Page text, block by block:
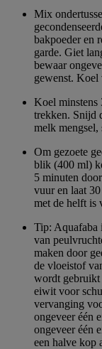
Mix
bakpoeder en
garde. Giet
bewaar
gewenst.
Koel minstens
trekken. Snijd
melk mengsel,
Om gezoete
blik (400 ml)
5 minuten
vuur en laat
met de helft is
Tip: Aquafaba
van
maken door
de vloeistof
wordt gebruikt
eiwit voor
vervanging
ongeveer één
ongeveer één
een halve kop